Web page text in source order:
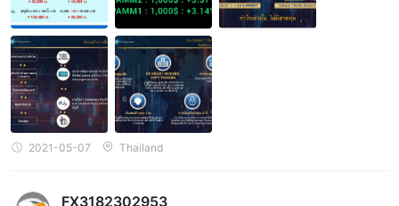
2021-05-07 Thailand
FX3182302953